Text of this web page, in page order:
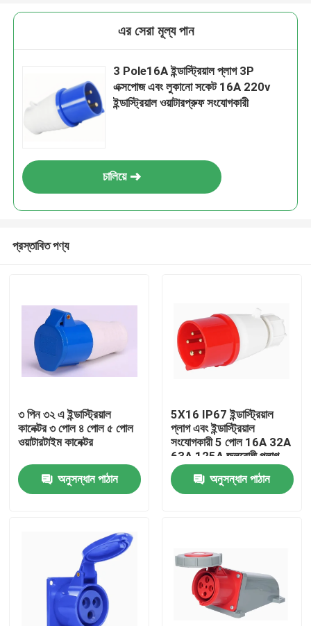
আমাদের সম্পর্কে
এর সেরা মূল্য পান
3 Pole16A ইন্ডাস্ট্রিয়াল প্লাগ 3P
এক্সপোজ এবং লুকানো সকেট 16A 220v
ইন্ডাস্ট্রিয়াল ওয়াটারপ্রুফ সংযোগকারী
চালিয়ে
প্রস্তাবিত পণ্য
৩ পিন ৩২ এ ইন্ডাস্ট্রিয়াল
কানেক্টর ৩ পোল ৪ পোল ৫ পোল
ওয়াটারটাইম কানেক্টর
অনুসন্ধান পাঠান
5X16 IP67 ইন্ডাস্ট্রিয়াল
প্লাগ এবং ইন্ডাস্ট্রিয়াল
সংযোগকারী 5 পোল 16A 32A
63A 125A জলরোধী প্লাগ
অনুসন্ধান পাঠান